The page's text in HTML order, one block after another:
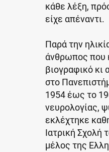
κάθε λέξη,
είχε απέναντι.
Παρά την
άνθρωπος που
βιογραφικό κι
στο
1954 έως το
νευρολογίας,
εκλέχτηκε
Ιατρική Σχολή
μέλος της